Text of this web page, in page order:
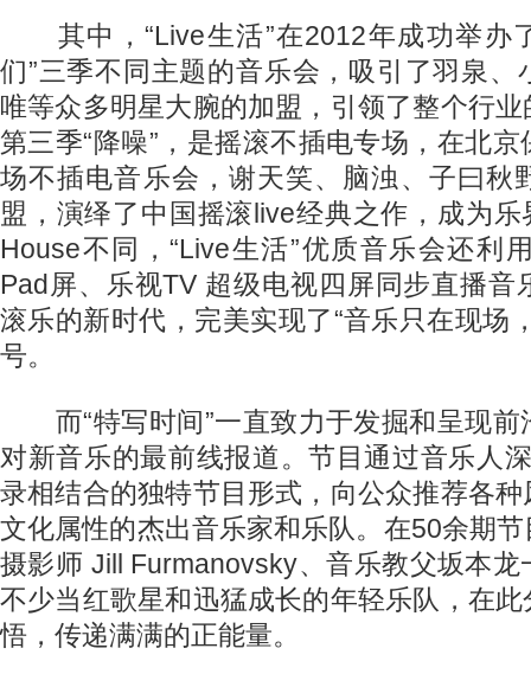
其中，“Live生活”在2012年成功举办了
们”三季不同主题的音乐会，吸引了羽泉、
唯等众多明星大腕的加盟，引领了整个行
第三季“降噪”，是摇滚不插电专场，在北
场不插电音乐会，谢天笑、脑浊、子曰秋
盟，演绎了中国摇滚live经典之作，成为
House不同，“Live生活”优质音乐会还利
Pad屏、乐视TV 超级电视四屏同步直播音
滚乐的新时代，完美实现了“音乐只在现场
号。
而“特写时间”一直致力于发掘和呈现前
对新音乐的最前线报道。节目通过音乐人
录相结合的独特节目形式，向公众推荐各
文化属性的杰出音乐家和乐队。在50余期
摄影师 Jill Furmanovsky、音乐教父坂本
不少当红歌星和迅猛成长的年轻乐队，在
悟，传递满满的正能量。